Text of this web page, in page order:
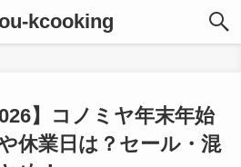
kcooking
】コノミヤ年末年始
休業日は？セール・混